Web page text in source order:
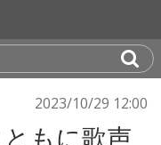
2023/10/29 12:00
もに歌声